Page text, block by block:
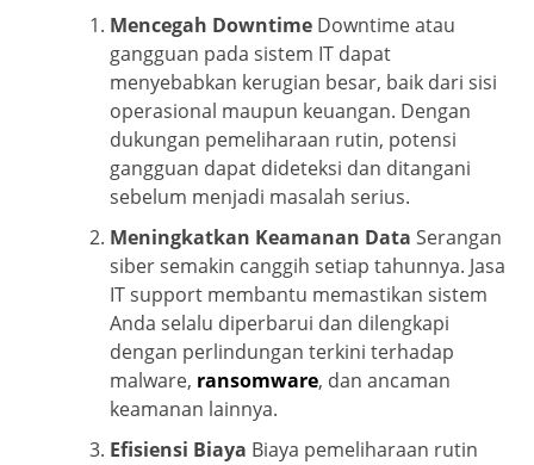
Mencegah Downtime Downtime atau
gangguan pada sistem IT dapat
menyebabkan kerugian besar, baik dari sisi
operasional maupun keuangan. Dengan
dukungan pemeliharaan rutin, potensi
gangguan dapat dideteksi dan ditangani
sebelum menjadi masalah serius.
Meningkatkan Keamanan Data Serangan
siber semakin canggih setiap tahunnya. Jasa
IT support membantu memastikan sistem
Anda selalu diperbarui dan dilengkapi
dengan perlindungan terkini terhadap
malware, ransomware, dan ancaman
keamanan lainnya.
Efisiensi Biaya Biaya pemeliharaan rutin